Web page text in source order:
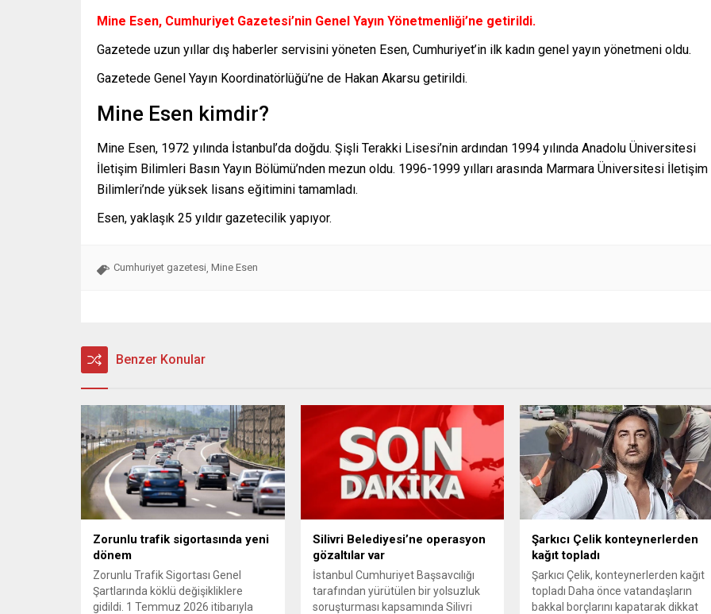
Mine Esen, Cumhuriyet Gazetesi’nin Genel Yayın Yönetmenliği’ne getirildi.
Gazetede uzun yıllar dış haberler servisini yöneten Esen, Cumhuriyet’in ilk kadın genel yayın yönetmeni oldu.
Gazetede Genel Yayın Koordinatörlüğü’ne de Hakan Akarsu getirildi.
Mine Esen kimdir?
Mine Esen, 1972 yılında İstanbul’da doğdu. Şişli Terakki Lisesi’nin ardından 1994 yılında Anadolu Üniversitesi
İletişim Bilimleri Basın Yayın Bölümü’nden mezun oldu. 1996-1999 yılları arasında Marmara Üniversitesi İletişim
Bilimleri’nde yüksek lisans eğitimini tamamladı.
Esen, yaklaşık 25 yıldır gazetecilik yapıyor.
Cumhuriyet gazetesi, Mine Esen
Benzer Konular
Zorunlu trafik sigortasında yeni
dönem
Zorunlu Trafik Sigortası Genel
Şartlarında köklü değişikliklere
gidildi. 1 Temmuz 2026 itibarıyla
Silivri Belediyesi’ne operasyon
gözaltılar var
İstanbul Cumhuriyet Başsavcılığı
tarafından yürütülen bir yolsuzluk
soruşturması kapsamında Silivri
Şarkıcı Çelik konteynerlerden
kağıt topladı
Şarkıcı Çelik, konteynerlerden kağıt
topladı Daha önce vatandaşların
bakkal borçlarını kapatarak dikkat